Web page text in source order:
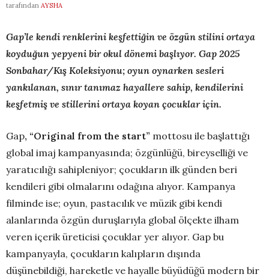
tarafından AYSHA
Gap’le kendi renklerini keşfettiğin ve özgün stilini ortaya
koyduğun yepyeni bir okul dönemi başlıyor. Gap 2025
Sonbahar/Kış Koleksiyonu; oyun oynarken sesleri
yankılanan, sınır tanımaz hayallere sahip, kendilerini
keşfetmiş ve stillerini ortaya koyan çocuklar için.
Gap, “Original from the start” mottosu ile başlattığı
global imaj kampanyasında; özgünlüğü, bireyselliği ve
yaratıcılığı sahipleniyor; çocukların ilk günden beri
kendileri gibi olmalarını odağına alıyor. Kampanya
filminde ise; oyun, pastacılık ve müzik gibi kendi
alanlarında özgün duruşlarıyla global ölçekte ilham
veren içerik üreticisi çocuklar yer alıyor. Gap bu
kampanyayla, çocukların kalıpların dışında
düşünebildiği, hareketle ve hayalle büyüdüğü modern bir